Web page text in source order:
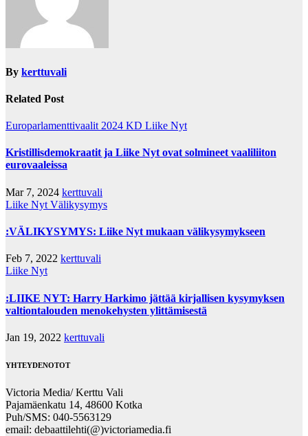
By kerttuvali
Related Post
Europarlamenttivaalit 2024 KD Liike Nyt
Kristillisdemokraatit ja Liike Nyt ovat solmineet vaaliliiton
eurovaaleissa
Mar 7, 2024 kerttuvali
Liike Nyt Välikysymys
:VÄLIKYSYMYS: Liike Nyt mukaan välikysymykseen
Feb 7, 2022 kerttuvali
Liike Nyt
:LIIKE NYT: Harry Harkimo jättää kirjallisen kysymyksen
valtiontalouden menokehysten ylittämisestä
Jan 19, 2022 kerttuvali
YHTEYDENOTOT
Victoria Media/ Kerttu Vali
Pajamäenkatu 14, 48600 Kotka
Puh/SMS: 040-5563129
email: debaattilehti(@)victoriamedia.fi